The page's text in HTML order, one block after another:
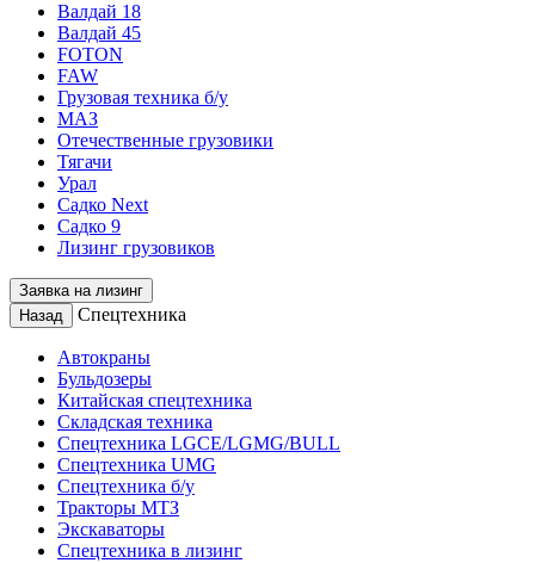
Валдай 18
Валдай 45
FOTON
FAW
Грузовая техника б/у
МАЗ
Отечественные грузовики
Тягачи
Урал
Садко Next
Садко 9
Лизинг грузовиков
Заявка на лизинг
Назад
Спецтехника
Автокраны
Бульдозеры
Китайская спецтехника
Складская техника
Спецтехника LGCE/LGMG/BULL
Спецтехника UMG
Спецтехника б/у
Тракторы МТЗ
Экскаваторы
Спецтехника в лизинг